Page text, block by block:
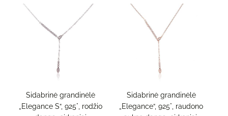
Sidabrinė grandinėlė
„Elegance S“, 925°, rodžio
Sidabrinė grandinėlė
„Elegance“, 925°, raudono